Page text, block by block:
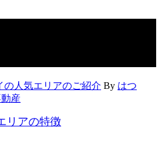
の人気エリアのご紹介 By はつ
産
リアの特徴